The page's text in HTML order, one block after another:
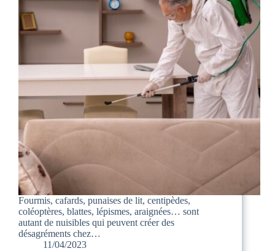
Fourmis, cafards, punaises de lit, centipèdes,
coléoptères, blattes, lépismes, araignées… sont
autant de nuisibles qui peuvent créer des
désagréments chez…
11/04/2023